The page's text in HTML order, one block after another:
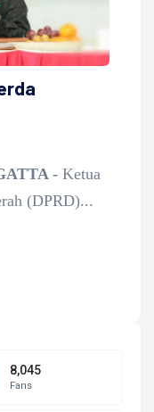
- Ketua
(DPRD)...
8,045
Fans